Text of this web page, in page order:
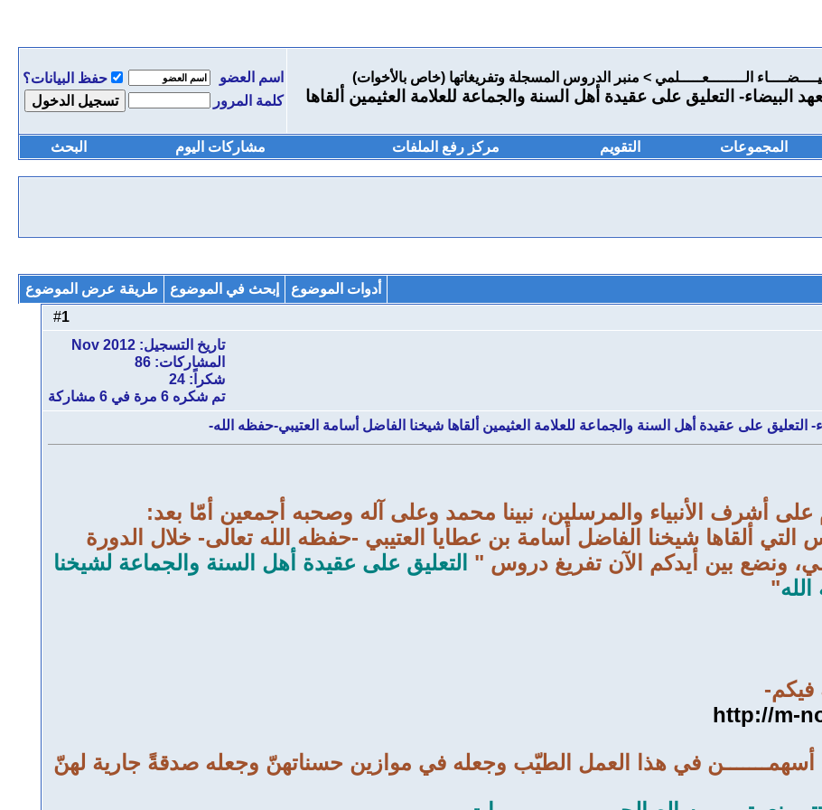
الــــــــعـــــلمي > منبر الدروس المسجلة وتفريغاتها (خاص بالأخوات)
البيضاء- التعليق على عقيدة أهل السنة والجماعة للعلامة العثيمين ألقاها
اسم العضو
حفظ البيانات؟
كلمة المرور
المجموعات التقويم مركز رفع الملفات مشاركات اليوم البحث
أدوات الموضوع إبحث في الموضوع
طريقة عرض الموضوع
1
تاريخ التسجيل: Nov 2012
المشاركات: 86
شكراً: 24
تم شكره 6 مرة في 6 مشاركة
التعليق على عقيدة أهل السنة والجماعة للعلامة العثيمين ألقاها شيخنا الفاضل أسامة العتيبي-حفظه الله-
على أشرف الأنبياء والمرسلين، نبينا محمد وعلى آله وصحبه أجمعين أمّا بعد:
التي ألقاها شيخنا الفاضل أسامة بن عطايا العتيبي -حفظه الله تعالى- خلال الدورة
ونضع بين أيدكم الآن تفريغ دروس " التعليق على عقيدة أهل السنة والجماعة لشيخنا
"
فيكم-
http://m-
أسهمـــــــن في هذا العمل الطيّب وجعله في موازين حسناتهنّ وجعله صدقةً جارية لهنّ